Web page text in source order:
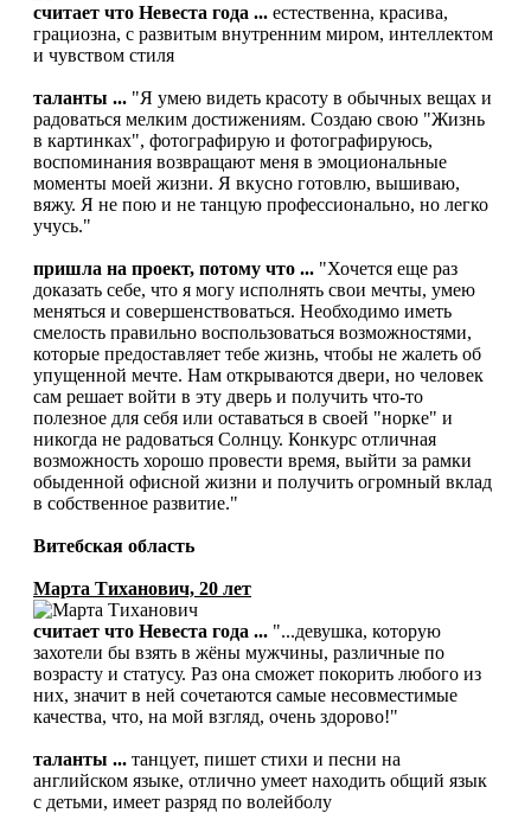
считает что Невеста года ... естественна, красива,
грациозна, с развитым внутренним миром, интеллектом
и чувством стиля
таланты ... "Я умею видеть красоту в обычных вещах и
радоваться мелким достижениям. Создаю свою "Жизнь
в картинках", фотографирую и фотографируюсь,
воспоминания возвращают меня в эмоциональные
моменты моей жизни. Я вкусно готовлю, вышиваю,
вяжу. Я не пою и не танцую профессионально, но легко
учусь."
пришла на проект, потому что ... "Хочется еще раз
доказать себе, что я могу исполнять свои мечты, умею
меняться и совершенствоваться. Необходимо иметь
смелость правильно воспользоваться возможностями,
которые предоставляет тебе жизнь, чтобы не жалеть об
упущенной мечте. Нам открываются двери, но человек
сам решает войти в эту дверь и получить что-то
полезное для себя или оставаться в своей "норке" и
никогда не радоваться Солнцу. Конкурс отличная
возможность хорошо провести время, выйти за рамки
обыденной офисной жизни и получить огромный вклад
в собственное развитие."
Витебская область
Марта Тиханович, 20 лет
считает что Невеста года ... "...девушка, которую
захотели бы взять в жёны мужчины, различные по
возрасту и статусу. Раз она сможет покорить любого из
них, значит в ней сочетаются самые несовместимые
качества, что, на мой взгляд, очень здорово!"
таланты ... танцует, пишет стихи и песни на
английском языке, отлично умеет находить общий язык
с детьми, имеет разряд по волейболу